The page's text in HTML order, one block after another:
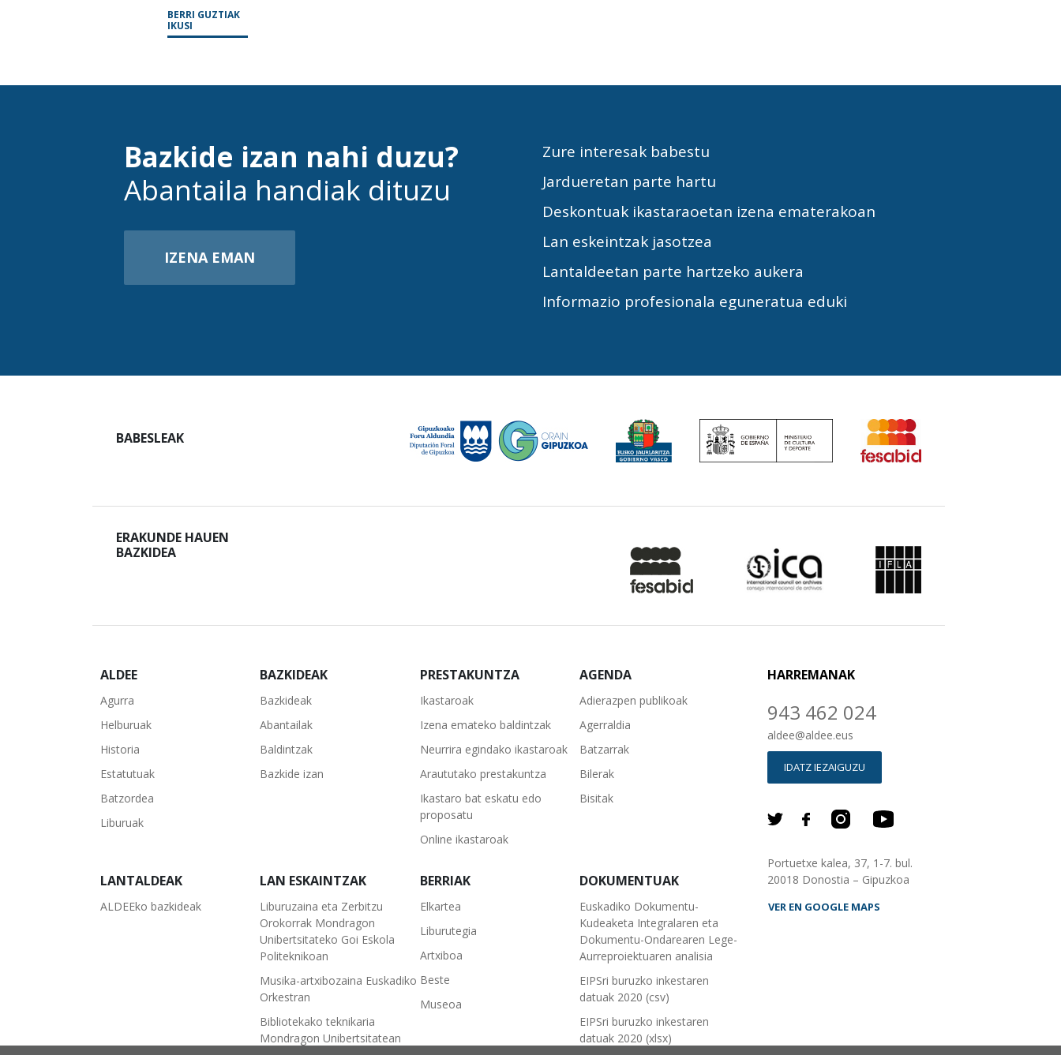
BERRI GUZTIAK
IKUSI
Bazkide izan nahi duzu?
Abantaila handiak dituzu
IZENA EMAN
Zure interesak babestu
Jardueretan parte hartu
Deskontuak ikastaraoetan izena ematerakoan
Lan eskeintzak jasotzea
Lantaldeetan parte hartzeko aukera
Informazio profesionala eguneratua eduki
BABESLEAK
ERAKUNDE HAUEN
BAZKIDEA
ALDEE
Agurra
Helburuak
Historia
Estatutuak
Batzordea
Liburuak
BAZKIDEAK
Bazkideak
Abantailak
Baldintzak
Bazkide izan
PRESTAKUNTZA
Ikastaroak
Izena emateko baldintzak
Neurrira egindako ikastaroak
Araututako prestakuntza
Ikastaro bat eskatu edo
proposatu
Online ikastaroak
AGENDA
Adierazpen publikoak
Agerraldia
Batzarrak
Bilerak
Bisitak
LANTALDEAK
ALDEEko bazkideak
LAN ESKAINTZAK
Liburuzaina eta Zerbitzu
Orokorrak Mondragon
Unibertsitateko Goi Eskola
Politeknikoan
Musika-artxibozaina Euskadiko
Orkestran
Bibliotekako teknikaria
Mondragon Unibertsitatean
BERRIAK
Elkartea
Liburutegia
Artxiboa
Beste
Museoa
DOKUMENTUAK
Euskadiko Dokumentu-
Kudeaketa Integralaren eta
Dokumentu-Ondarearen Lege-
Aurreproiektuaren analisia
EIPSri buruzko inkestaren
datuak 2020 (csv)
EIPSri buruzko inkestaren
datuak 2020 (xlsx)
HARREMANAK
943 462 024
aldee@aldee.eus
IDATZ IEZAIGUZU
Portuetxe kalea, 37, 1-7. bul.
20018 Donostia – Gipuzkoa
VER EN GOOGLE MAPS